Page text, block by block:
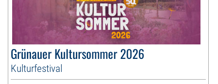
Grünauer Kultursommer 2026
Kulturfestival